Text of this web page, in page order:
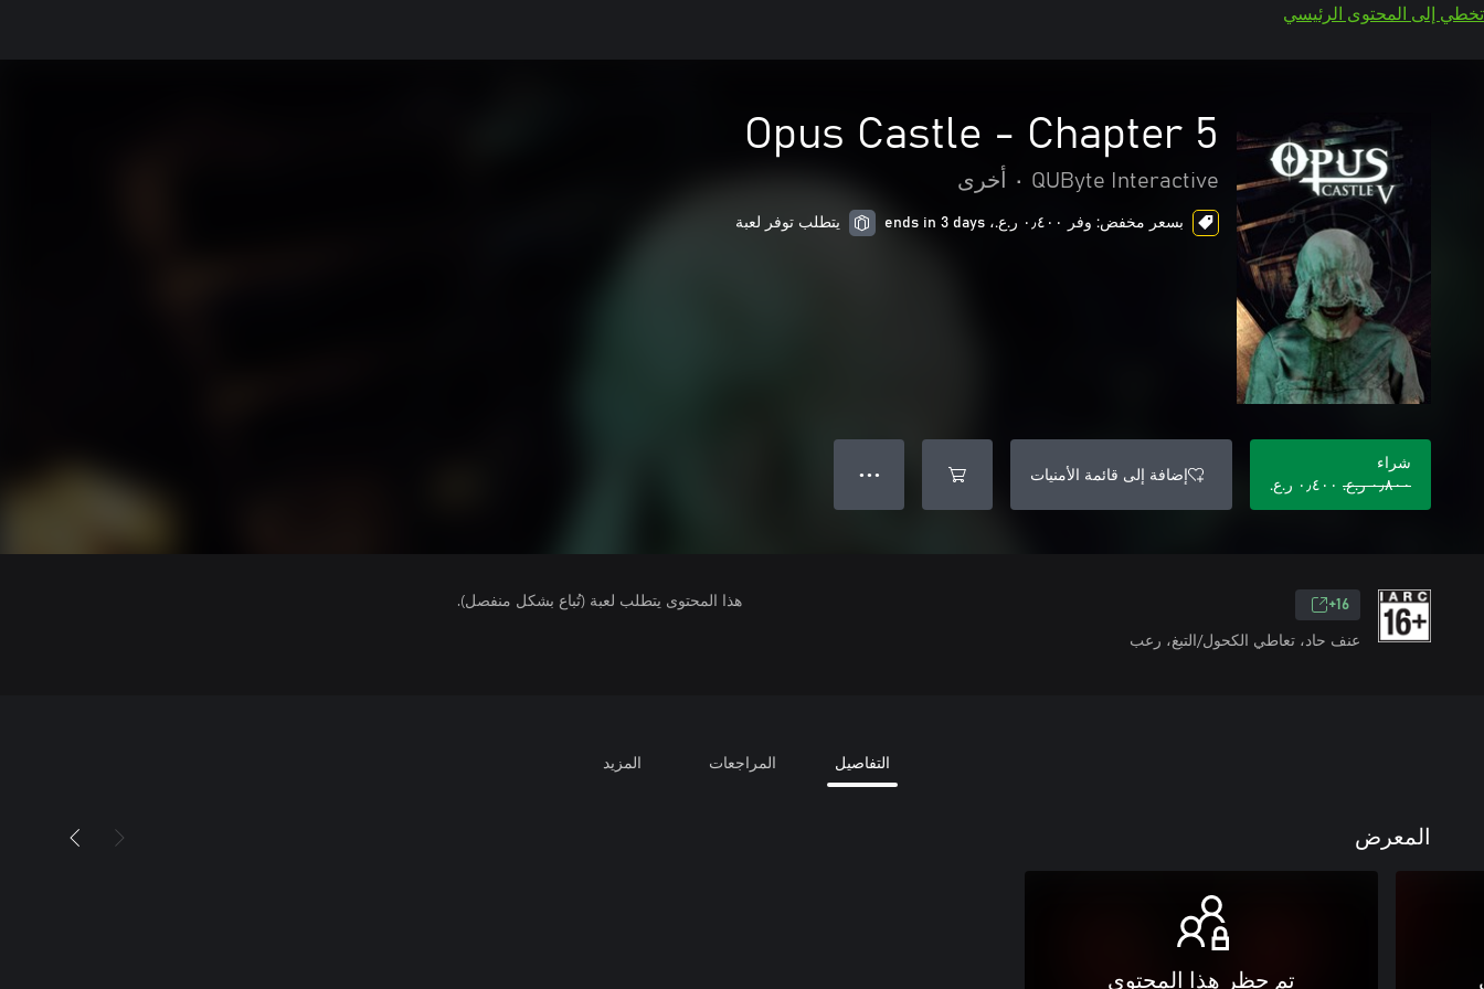
تخطي إلى المحتوى الرئيسي
Opus Castle - Chapter 5
QUByte Interactive
• أخرى
بسعر مخفض: وفر ٠٫٤٠٠ ر.ع.‏، ends in 3 days يتطلب توفر لعبة
شراء
٠٫٨٠٠ ر.ع.‏
٠٫٤٠٠ ر.ع.‏
إضافة إلى قائمة الأمنيات ● ● ●
16+
عنف حاد، تعاطي الكحول/التبغ، رعب
هذا المحتوى يتطلب لعبة (تُباع بشكل منفصل).
التفاصيل المراجعات المزيد
المعرض
تم حظر هذا المحتوى